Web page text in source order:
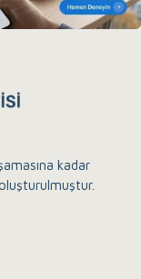
kadar